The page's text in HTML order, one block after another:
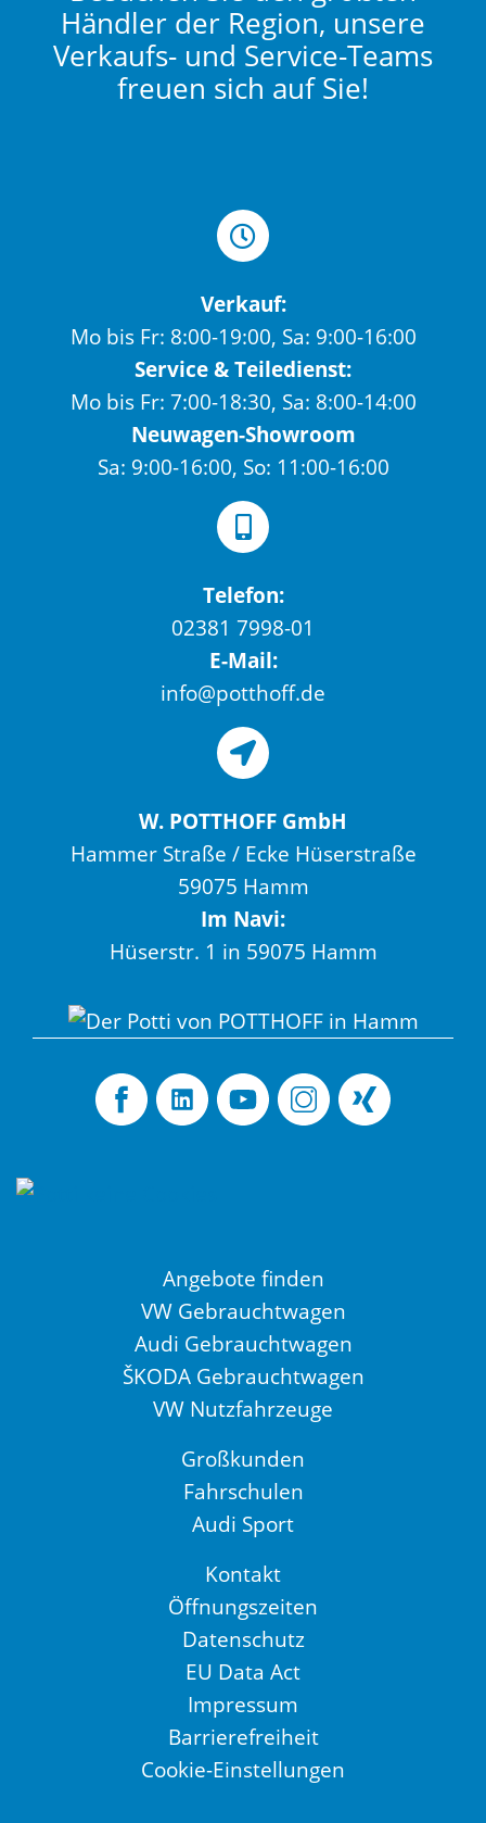
Händler der Region, unsere
Verkaufs- und Service-Teams
freuen sich auf Sie!
Verkauf:
Mo bis Fr: 8:00-19:00, Sa: 9:00-16:00
Service & Teiledienst:
Mo bis Fr: 7:00-18:30, Sa: 8:00-14:00
Neuwagen-Showroom
Sa: 9:00-16:00, So: 11:00-16:00
Telefon:
02381 7998-01
E-Mail:
info@potthoff.de
W. POTTHOFF GmbH
Hammer Straße / Ecke Hüserstraße
59075 Hamm
Im Navi:
Hüserstr. 1 in 59075 Hamm
Angebote finden
VW Gebrauchtwagen
Audi Gebrauchtwagen
ŠKODA Gebrauchtwagen
VW Nutzfahrzeuge
Großkunden
Fahrschulen
Audi Sport
Kontakt
Öffnungszeiten
Datenschutz
EU Data Act
Impressum
Barrierefreiheit
Cookie-Einstellungen